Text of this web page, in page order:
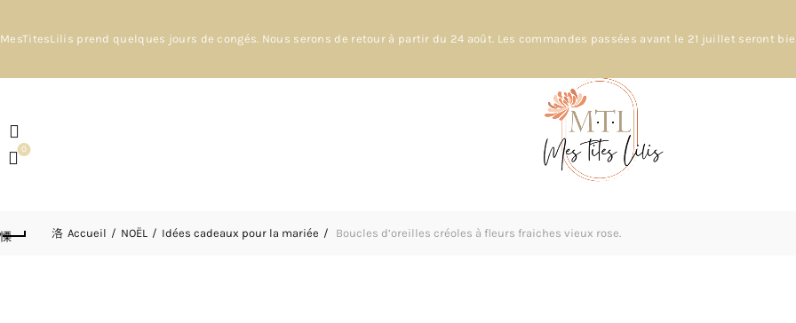
MesTitesLilis prend quelques jours de congés. Nous serons de retour à partir du 24 août. Les commandes passées avant le 21 juillet seront
0
Accueil NOËL Idées cadeaux pour la mariée Boucles d’oreilles créoles à fleurs fraiches vieux rose.